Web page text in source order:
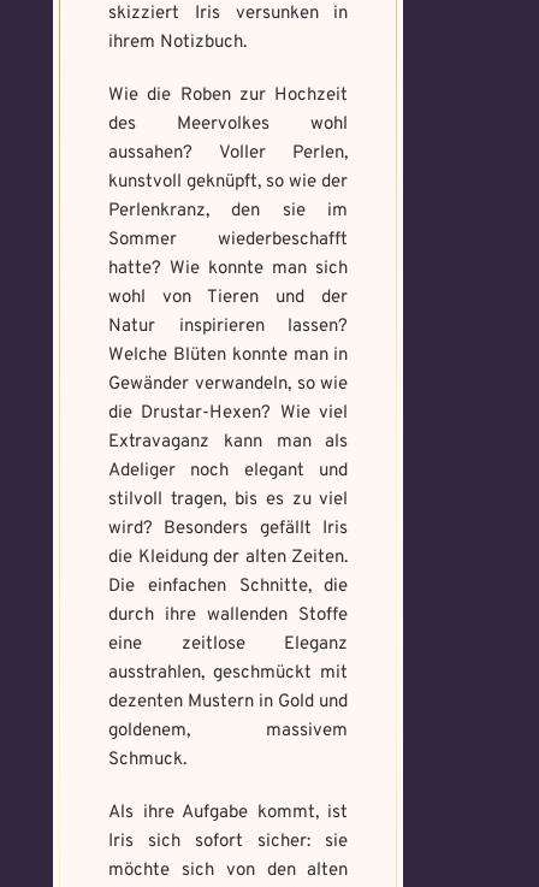
skizziert Iris versunken in
ihrem Notizbuch.
Wie die Roben zur Hochzeit
des Meervolkes wohl
aussahen? Voller Perlen,
kunstvoll geknüpft, so wie der
Perlenkranz, den sie im
Sommer wiederbeschafft
hatte? Wie konnte man sich
wohl von Tieren und der
Natur inspirieren lassen?
Welche Blüten konnte man in
Gewänder verwandeln, so wie
die Drustar-Hexen? Wie viel
Extravaganz kann man als
Adeliger noch elegant und
stilvoll tragen, bis es zu viel
wird? Besonders gefällt Iris
die Kleidung der alten Zeiten.
Die einfachen Schnitte, die
durch ihre wallenden Stoffe
eine zeitlose Eleganz
ausstrahlen, geschmückt mit
dezenten Mustern in Gold und
goldenem, massivem
Schmuck.
Als ihre Aufgabe kommt, ist
Iris sich sofort sicher: sie
möchte sich von den alten
Magische
Benutzername *
Wo gefunden? *
Wie bist du darauf
aufmerksam geworden
und wie bannst du es? *
Schreibe eine Geschichte mit mind.
500 Zeichen.
Mandala senden
Max file size: 9.08 MB. | Allowed file
types: gif,jpeg,png,jpg,pdf | Min
number of file: 1
Wähle ein beliebiges
Mandala und male es
aus um den Fluch zu
bannen.
Weitere Mandala findest du
hier:
https://mondaymandala.com/m/
Du hast einen Gegenstand gefunden!
nur mit, wenn du ihn wirklich benötigst.
Benutzername *
Welches Item und für welche
Aufgabe? *
Absenden